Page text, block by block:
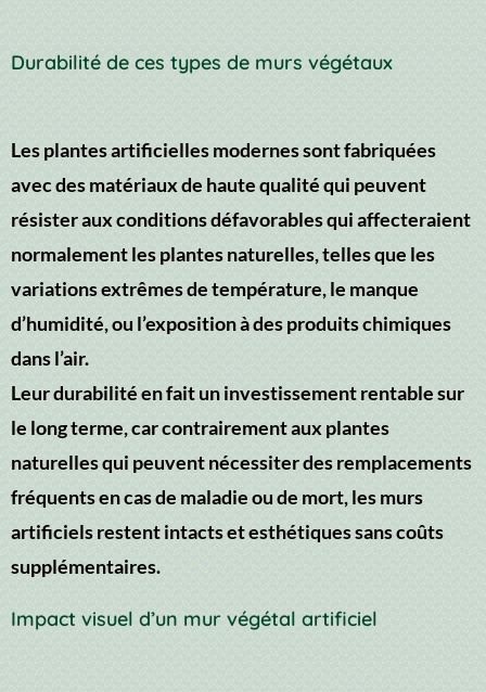
Durabilité de ces types de murs végétaux
Les plantes artificielles modernes sont fabriquées
avec des matériaux de haute qualité qui peuvent
résister aux conditions défavorables qui affecteraient
normalement les plantes naturelles, telles que les
variations extrêmes de température, le manque
d’humidité, ou l’exposition à des produits chimiques
dans l’air.
Leur durabilité en fait un investissement rentable sur
le long terme, car contrairement aux plantes
naturelles qui peuvent nécessiter des remplacements
fréquents en cas de maladie ou de mort, les murs
artificiels restent intacts et esthétiques sans coûts
supplémentaires.
Impact visuel d’un mur végétal artificiel